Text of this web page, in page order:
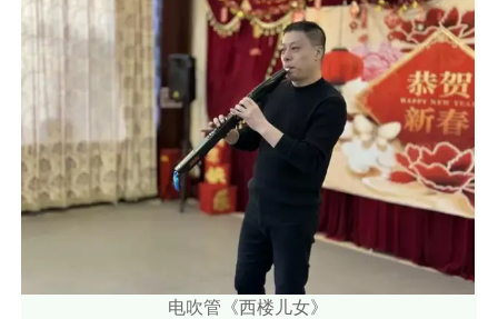
电吹管《西楼儿女》